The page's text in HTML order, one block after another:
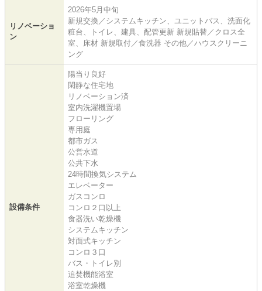
リノベーショ
ン
2026年5月中旬
新規交換／システムキッチン、ユニットバス、洗面化
粧台、トイレ、建具、配管更新 新規貼替／クロス全
室、床材 新規取付／食洗器 その他／ハウスクリーニ
ング
設備条件
陽当り良好
閑静な住宅地
リノベーション済
室内洗濯機置場
フローリング
専用庭
都市ガス
公営水道
公共下水
24時間換気システム
エレベーター
ガスコンロ
コンロ２口以上
食器洗い乾燥機
システムキッチン
対面式キッチン
コンロ３口
バス・トイレ別
追焚機能浴室
浴室乾燥機